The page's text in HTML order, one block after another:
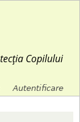
Copilului
Autentificare